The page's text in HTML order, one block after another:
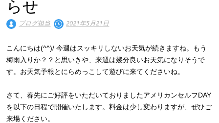
らせ
ブログ担当 2021年5月21日
こんにちは(^^)/ 今週はスッキリしないお天気が続きますね。もう
梅雨入りか？？と思いきや、来週は幾分良いお天気になりそうで
す。お天気予報とにらめっこして遊びに来てくださいね。
さて、春先にご好評をいただいておりましたアメリカンセルフDAY
を以下の日程で開催いたします。料金は少し変わりますが、ぜひご
来場ください。